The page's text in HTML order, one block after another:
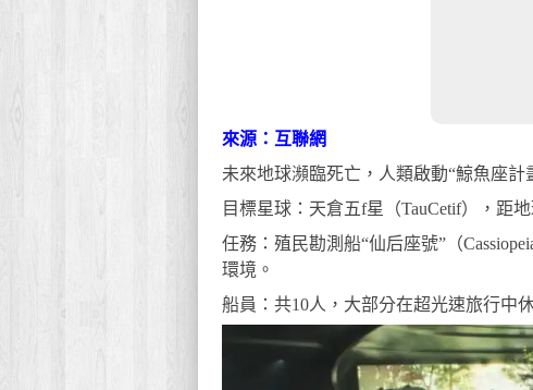
來源：互聯網
未來地球瀕臨死亡，人類啟動“鯨魚座計
目標星球：天倉五f星（TauCetif），距
任務：殖民勘測船“仙后座號”（
環境。
船員：共10人，大部分在超光速旅行中